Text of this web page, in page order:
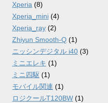
Xperia (8)
Xperia_mini (4)
Xperia_ray (2)
Zhiyun Smooth-Q (1)
ニッシンデジタル i40 (3)
ミニエレキ (1)
ミニ四駆 (1)
モバイル関連 (1)
ロジクールT120BW (1)